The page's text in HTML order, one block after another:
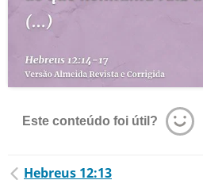
Este conteúdo foi útil?
Hebreus 12:13